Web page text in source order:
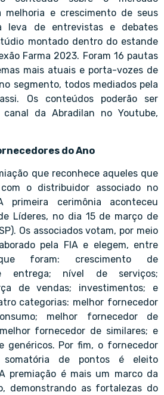
melhoria e crescimento de seus
leva de entrevistas e debates
montado dentro do estande
Farma 2023. Foram 16 pautas
mais atuais e porta-vozes de
segmento, todos mediados pela
Os conteúdos poderão ser
da Abradilan no Youtube,
do Ano
que reconhece aqueles que
o distribuidor associado no
cerimônia aconteceu
Líderes, no dia 15 de março de
Os associados votam, por meio
pela FIA e elegem, entre
foram: crescimento de
entrega; nível de serviços;
de vendas; investimentos; e
categorias: melhor fornecedor
melhor fornecedor de
fornecedor de similares; e
genéricos. Por fim, o fornecedor
de pontos é eleito
premiação é mais um marco da
demonstrando as fortalezas do